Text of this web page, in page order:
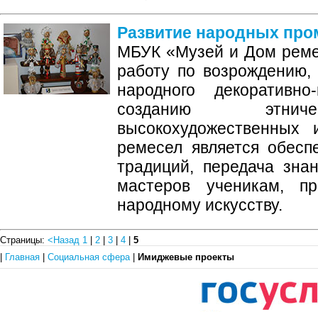
Развитие народных
МБУК «Музей и Дом
работу по
народного
созданию
ремесел является
традиций, передача
мастеров ученикам,
народному искусству.
Страницы: <Назад 1 2 3 4
5
Главная Социальная сфера Имиджевые проекты